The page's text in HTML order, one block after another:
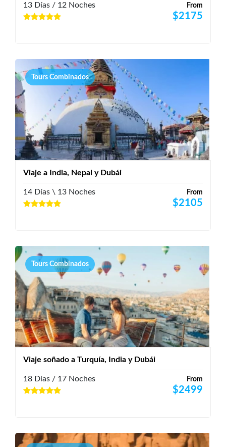
From
$2175
13 Días / 12 Noches
Tours Combinados
Viaje a India, Nepal y Dubái
From
$2105
14 Días \ 13 Noches
Tours Combinados
Viaje soñado a Turquía, India y Dubái
From
$2499
18 Días / 17 Noches